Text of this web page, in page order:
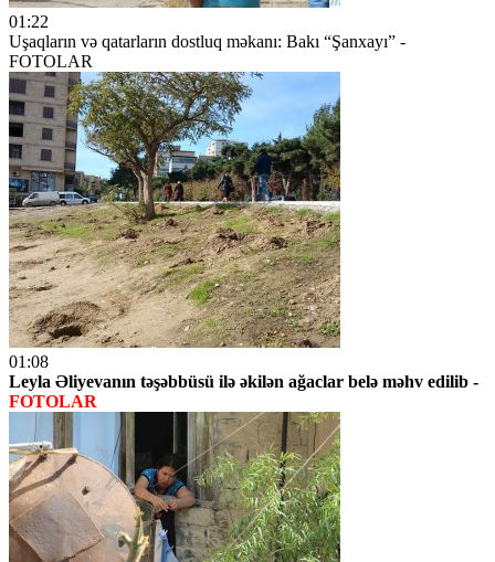
01:22
Uşaqların və qatarların dostluq məkanı: Bakı “Şanxayı” -
FOTOLAR
01:08
Leyla Əliyevanın təşəbbüsü ilə əkilən ağaclar belə məhv edilib -
FOTOLAR